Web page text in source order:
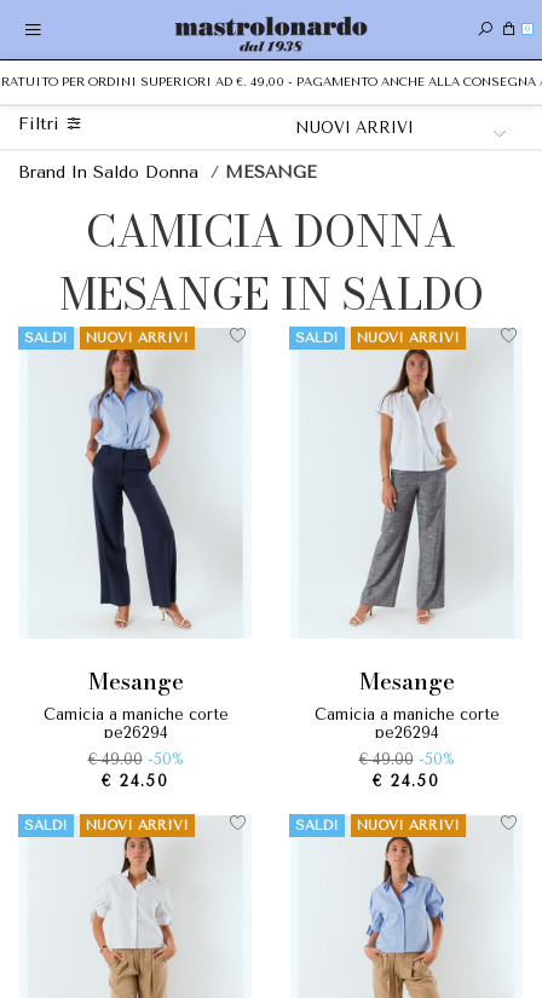
0
PER ORDINI SUPERIORI AD €. 49,00 - PAGAMENTO ANCHE ALLA CONSEGNA AL
Filtri
Brand In Saldo Donna / MESANGE
CAMICIA DONNA
MESANGE IN SALDO
SALDI NUOVI ARRIVI
mesange
camicia a maniche corte
pe26294
€ 49.00 -50%
€ 24.50
SALDI NUOVI ARRIVI
mesange
camicia a maniche corte
pe26294
€ 49.00 -50%
€ 24.50
SALDI NUOVI ARRIVI SALDI NUOVI ARRIVI